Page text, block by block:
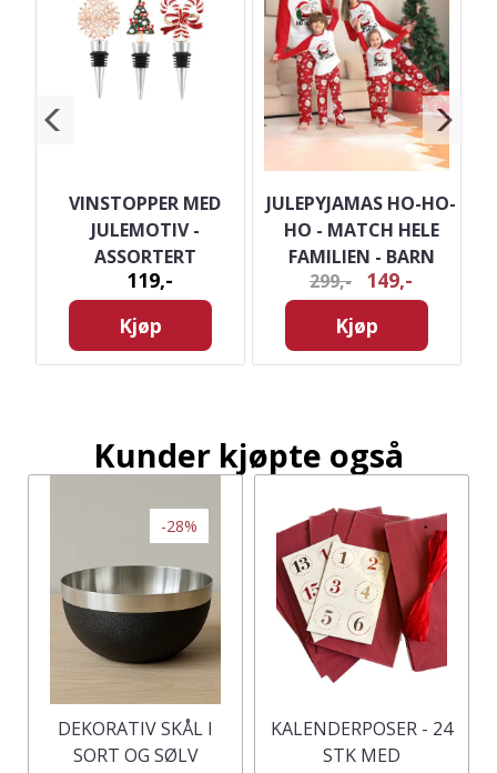
VINSTOPPER MED
JULEMOTIV -
ASSORTERT
119,-
Kjøp
JULEPYJAMAS HO-HO-
HO - MATCH HELE
FAMILIEN - BARN
299,-
149,-
Kjøp
Kunder kjøpte også
-28%
DEKORATIV SKÅL I
SORT OG SØLV
KALENDERPOSER - 24
STK MED